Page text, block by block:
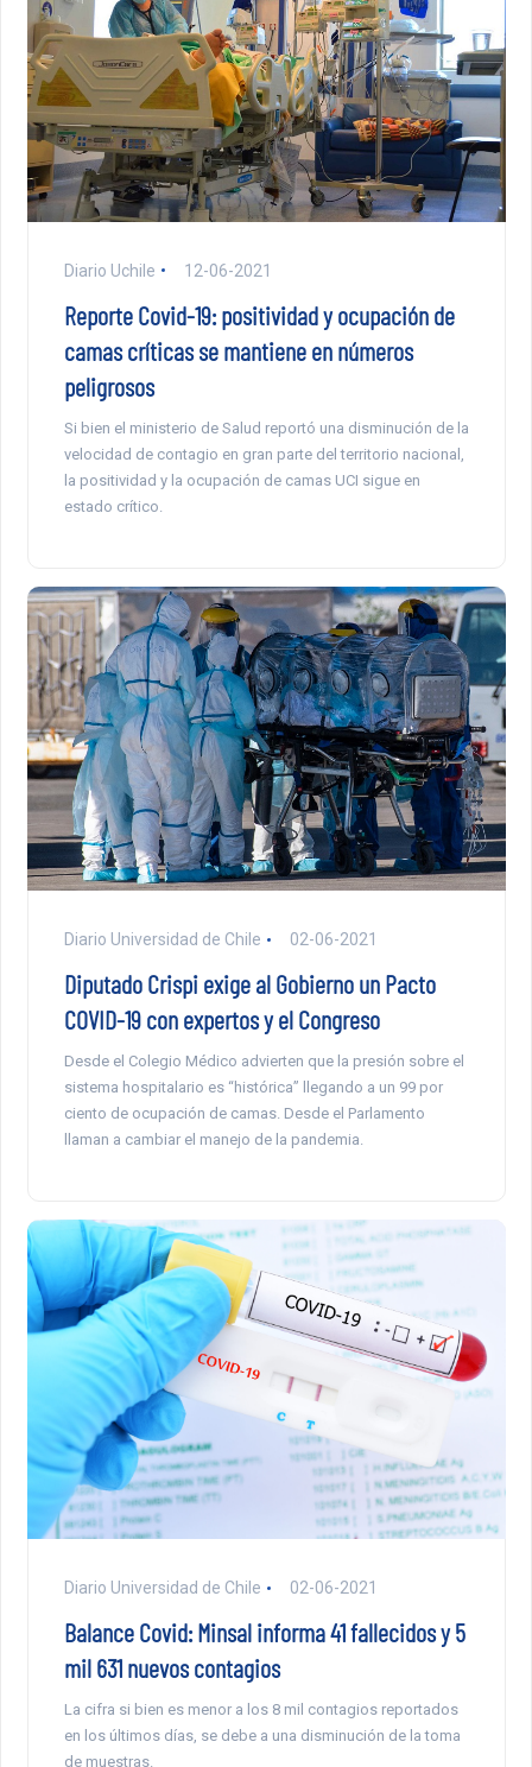
Diario Uchile 12-06-2021
Reporte Covid-19: positividad y ocupación de
camas críticas se mantiene en números
peligrosos
Si bien el ministerio de Salud reportó una disminución de la
velocidad de contagio en gran parte del territorio nacional,
la positividad y la ocupación de camas UCI sigue en
estado crítico.
Diario Universidad de Chile 02-06-2021
Diputado Crispi exige al Gobierno un Pacto
COVID-19 con expertos y el Congreso
Desde el Colegio Médico advierten que la presión sobre el
sistema hospitalario es “histórica” llegando a un 99 por
ciento de ocupación de camas. Desde el Parlamento
llaman a cambiar el manejo de la pandemia.
Diario Universidad de Chile 02-06-2021
Balance Covid: Minsal informa 41 fallecidos y 5
mil 631 nuevos contagios
La cifra si bien es menor a los 8 mil contagios reportados
en los últimos días, se debe a una disminución de la toma
de muestras.